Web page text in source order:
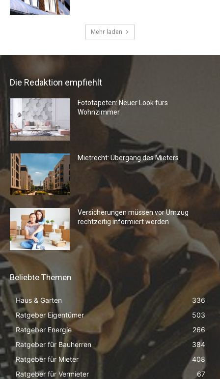
Die Redaktion empfiehlt
Fototapeten: Neuer Look fürs
Wohnzimmer
Mietrecht: Übergang des Mieters
Versicherungen müssen vor Umzug
rechtzeitig informiert werden
Beliebte Themen
Haus & Garten
336
Ratgeber Eigentümer
503
Ratgeber Energie
266
Ratgeber für Bauherren
384
Ratgeber für Mieter
408
Ratgeber für Vermieter
67